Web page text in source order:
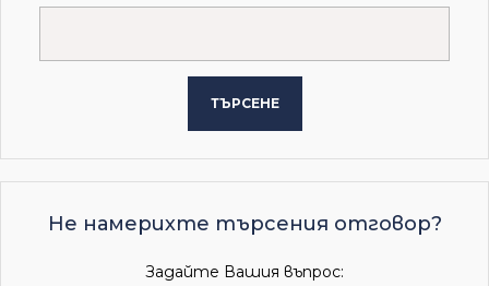
ТЪРСЕНЕ
Не намерихте търсения отговор?
Задайте Вашия въпрос: